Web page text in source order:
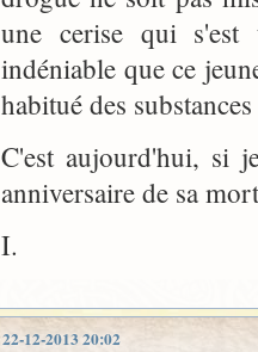
une cerise qui
indéniable que ce
habitué des
C'est aujourd'hui, si
anniversaire de sa
I.
22-12-2013 20:02